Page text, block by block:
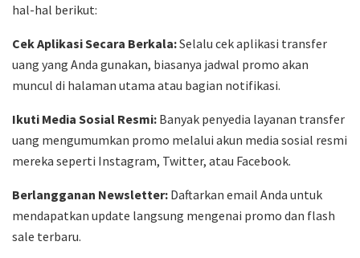
hal-hal berikut:
Cek Aplikasi Secara Berkala:Selalu cek aplikasi transfer
uang yang Anda gunakan, biasanya jadwal promo akan
muncul di halaman utama atau bagian notifikasi.
Ikuti Media Sosial Resmi: Banyak penyedia layanan transfer
uang mengumumkan promo melalui akun media sosial resmi
mereka seperti Instagram, Twitter, atau Facebook.
Berlangganan Newsletter: Daftarkan email Anda untuk
mendapatkan update langsung mengenai promo dan flash
sale terbaru.